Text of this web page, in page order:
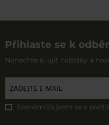
Přihlaste se k
Nenechte si ujít nabídky a
Seznámil/a jsem se s